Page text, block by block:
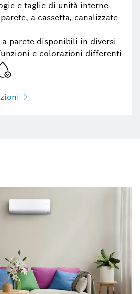
e taglie di unità interne
a cassetta, canalizzate
parete disponibili in diversi
e colorazioni differenti